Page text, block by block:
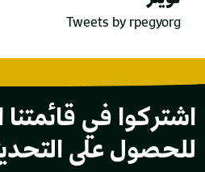
Tweets by rpegyorg
اشتركوا في قائمتنا
للحصول على